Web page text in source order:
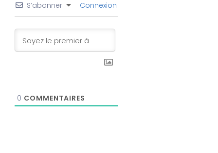
S’abonner Connexion
0 COMMENTAIRES